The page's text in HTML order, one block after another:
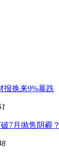
报换来9%暴跌
7月抛售阴霾？